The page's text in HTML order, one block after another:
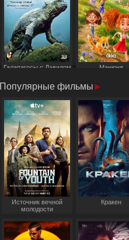
Галапагосы с Дэвидом
Манюня
Популярные фильмы
Источник вечной
молодости
Кракен